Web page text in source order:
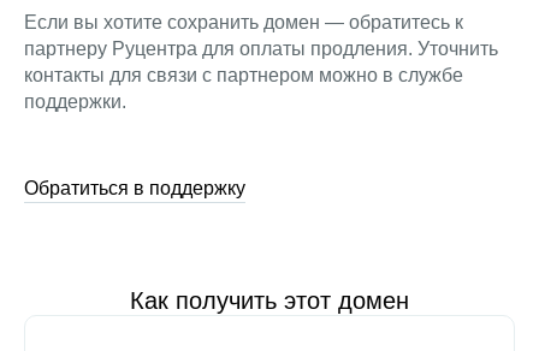
Если вы хотите сохранить домен — обратитесь к
партнеру Руцентра для оплаты продления. Уточнить
контакты для связи с партнером можно в службе
поддержки.
Обратиться в поддержку
Как получить этот домен